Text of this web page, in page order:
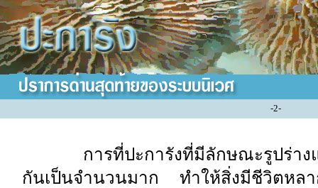
-2-
การที่ปะการังที่มีลักษณะรูปร่าง
กันเป็นจำนวนมาก ทำให้สิ่งมีชีวิตหล